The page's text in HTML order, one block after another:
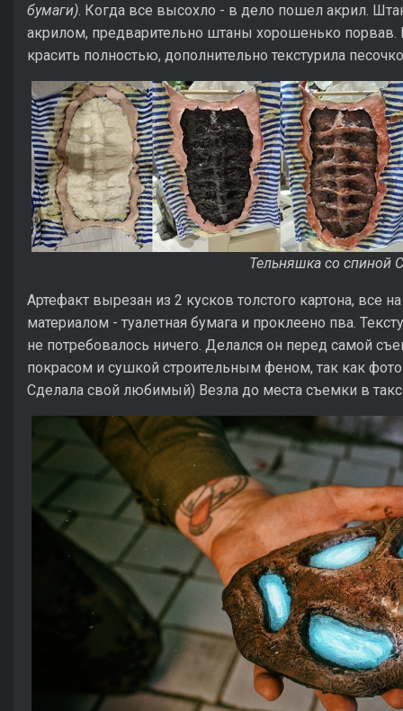
бумаги). Когда все высохло - в дело пошел акрил.
акрилом, предварительно штаны хорошенько
красить полностью, дополнительно текстурила
Тельняшка со спиной
Артефакт вырезан из 2 кусков толстого картона, все
материалом - туалетная бумага и проклеено пва.
не потребовалось ничего. Делался он перед самой
покрасом и сушкой строительным феном, так как
Сделала свой любимый) Везла до места съемки в